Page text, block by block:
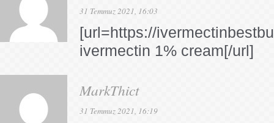
31 Temmuz 2021, 16:03
[url=https://
ivermectin 1% cream[/url]
MarkThict
31 Temmuz 2021, 16:19